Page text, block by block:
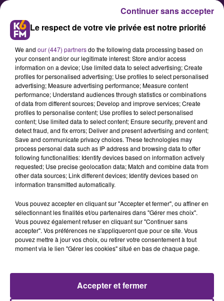
Une personne gravement
blessée transportée à l'hôpital
de Beaune après un incendie à
son domicile
Un incendie s’est déclaré ce mardi
matin dans une habitation située à
l’occupant a été secouru par les
sapeurs-pompiers et transporté en
à l’hôpital de Beaune. Un dispositif
d'une trentaine pompiers a été
flammes et sécuriser les lieux.
Le respect de votre vie privée est notre priorité
We and our (447) partnersdo the following data processing based on
your consent and/or our legitimate interest: Store and/or access
information on a device; Use limited data to select advertising; Create
profiles for personalised advertising; Use profiles to select personalised
advertising; Measure advertising performance; Measure content
performance; Understand audiences through statistics or combinations
of data from different sources; Develop and improve services; Create
profiles to personalise content; Use profiles to select personalised
content; Use limited data to select content; Ensure security, prevent and
detect fraud, and fix errors; Deliver and present advertising and content;
Save and communicate privacy choices. These technologies may
process personal data such as IP address and browsing data to offer
following functionalities: Identify devices based on information actively
requested; Use precise geolocation data; Match and combine data from
other data sources; Link different devices; Identify devices based on
information transmitted automatically.
Vous pouvez accepter en cliquant sur "Accepter et fermer", ou affiner en
sélectionnant les finalités et/ou partenaires dans "Gérer mes choix".
Vous pouvez également refuser en cliquant sur "Continuer sans
accepter". Vos préférences ne s'appliqueront que pour ce site. Vous
pouvez mettre à jour vos choix, ou retirer votre consentement à tout
moment via le lien "Gérer les cookies" situé en bas de chaque page.
Accepter et fermer
Continuer sans accepter